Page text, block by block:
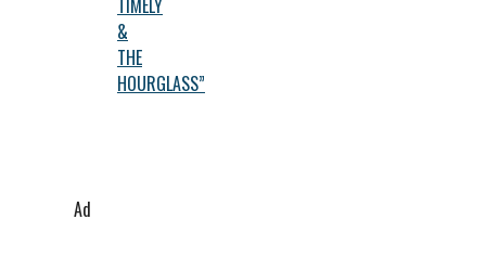
&
THE
HOURGLASS”
Ad